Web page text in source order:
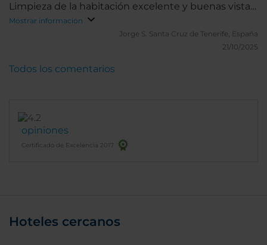
Limpieza de la habitación excelente y buenas vistas
y tranquilo. Recomendable 100%
Mostrar información
Jorge S. Santa Cruz de Tenerife, España
21/10/2025
opiniones
Certificado de Excelencia 2017
Todos los comentarios
Hoteles cercanos